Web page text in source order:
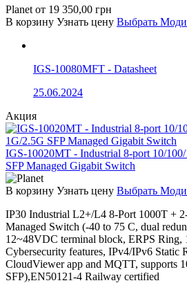
Planet от 19 350,00 грн
В корзину Узнать цену Выбрать
IGS-10080MFT - Datasheet
25.06.2024
Акция
IGS-10020MT - Industrial 8-port 10/
SFP Managed Gigabit Switch
В корзину Узнать цену Выбрать
IP30 Industrial L2+/L4 8-Port 1000T +
Managed Switch (-40 to 75 C, dual
12~48VDC terminal block, ERPS Ring,
Cybersecurity features, IPv4/IPv6 Static
CloudViewer app and MQTT, supports
SFP),EN50121-4 Railway certified